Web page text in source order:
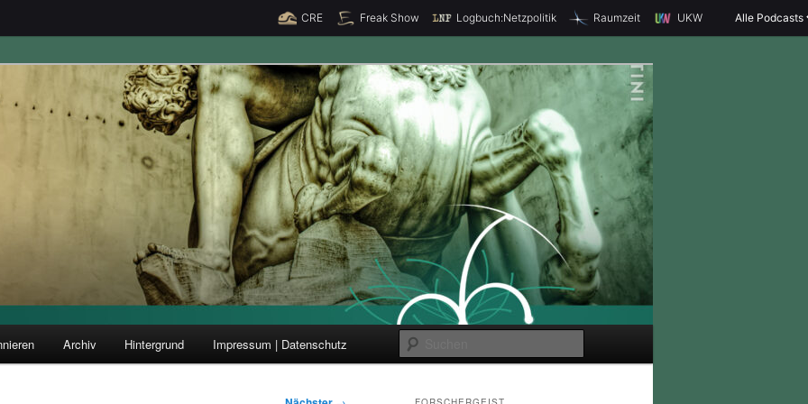
CRE Freak Show Logbuch:Netzpolitik Raumzeit UKW Alle Podcasts
und Forschung
u
Archiv Hintergrund Impressum | Datenschutz